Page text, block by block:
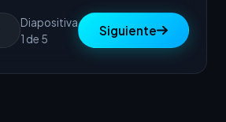
Diapositiva
1 de 5
Siguiente